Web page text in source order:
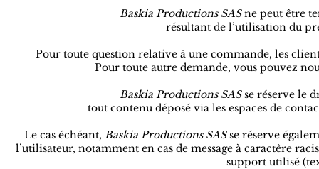
Baskia Productions SASne peut être
résultant de l’utilisation du
Pour toute question relative à une commande, les
Pour toute autre demande, vous pouvez
Baskia Productions SAS se réserve le
tout contenu déposé via les espaces de
Le cas échéant, Baskia Productions SAS se réserve
l’utilisateur, notamment en cas de message à caractère
support utilisé